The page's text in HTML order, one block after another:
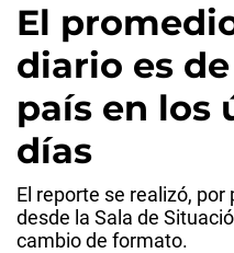
El
diario es de
país en los
días
El reporte se realizó,
desde la Sala de
cambio de formato.